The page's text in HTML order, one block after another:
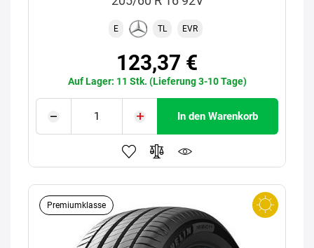
E TL EVR
123,37 €
Auf Lager: 11 Stk. (Lieferung 3-10 Tage)
In den Warenkorb
Premiumklasse